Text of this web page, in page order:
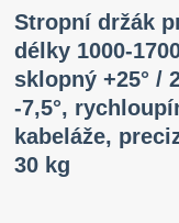
Stropní držák
délky 1000-
sklopný +25° /
-7,5°,
kabeláže,
30 kg